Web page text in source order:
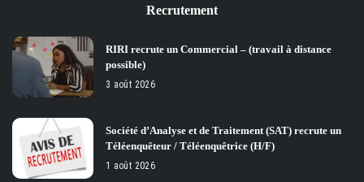
Recrutement
RIRI recrute un Commercial – (travail à distance
possible)
3 août 2026
Société d’Analyse et de Traitement (SAT) recrute un
Téléenquêteur / Téléenquêtrice (H/F)
1 août 2026